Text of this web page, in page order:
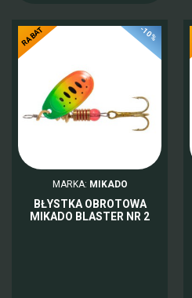
-10%
RABAT
MARKA: MIKADO
BŁYSTKA OBROTOWA
MIKADO BLASTER NR 2